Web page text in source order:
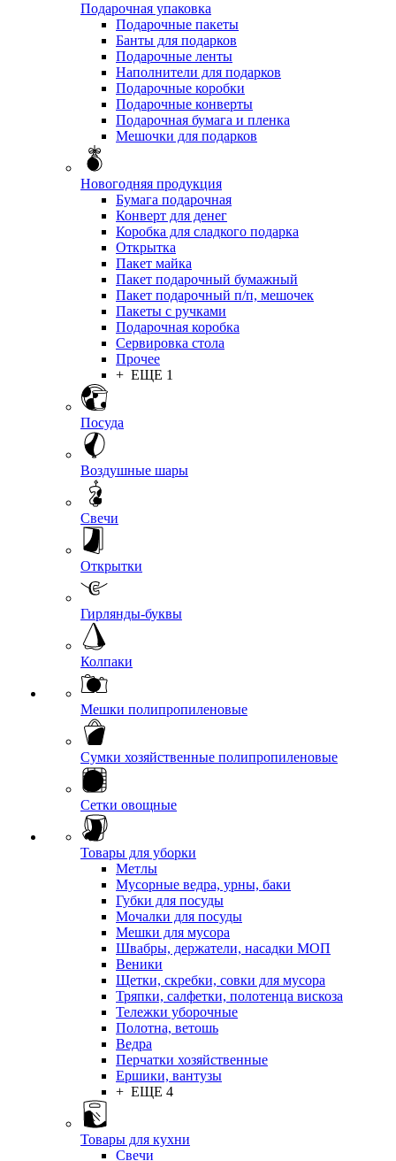
Подарочная упаковка
Подарочные пакеты
Банты для подарков
Подарочные ленты
Наполнители для подарков
Подарочные коробки
Подарочные конверты
Подарочная бумага и пленка
Мешочки для подарков
Новогодняя продукция
Бумага подарочная
Конверт для денег
Коробка для сладкого подарка
Открытка
Пакет майка
Пакет подарочный бумажный
Пакет подарочный п/п, мешочек
Пакеты с ручками
Подарочная коробка
Сервировка стола
Прочее
+ ЕЩЕ 1
Посуда
Воздушные шары
Свечи
Открытки
Гирлянды-буквы
Колпаки
Мешки полипропиленовые
Сумки хозяйственные полипропиленовые
Сетки овощные
Товары для уборки
Метлы
Мусорные ведра, урны, баки
Губки для посуды
Мочалки для посуды
Мешки для мусора
Швабры, держатели, насадки МОП
Веники
Щетки, скребки, совки для мусора
Тряпки, салфетки, полотенца вискоза
Тележки уборочные
Полотна, ветошь
Ведра
Перчатки хозяйственные
Ершики, вантузы
+ ЕЩЕ 4
Товары для кухни
Свечи